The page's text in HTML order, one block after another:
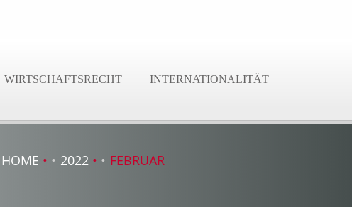
WIRTSCHAFTSRECHT INTERNATIONALITÄT
HOME 2022 FEBRUAR